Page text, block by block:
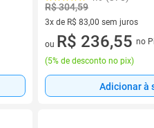
R$ 304,59
3x de R$ 83,00 sem juros
3 vez de R$ 83,00 sem juros
ou R$ 236,55 no
(5% de desconto no pix)
Adicionar à